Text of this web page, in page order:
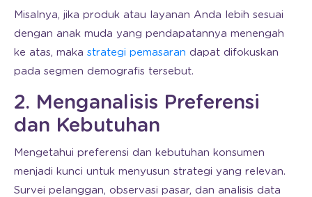
Misalnya, jika produk atau layanan Anda lebih sesuai
dengan anak muda yang pendapatannya menengah
ke atas, maka strategi pemasaran dapat difokuskan
pada segmen demografis tersebut.
2. Menganalisis Preferensi
dan Kebutuhan
Mengetahui preferensi dan kebutuhan konsumen
menjadi kunci untuk menyusun strategi yang relevan.
Survei pelanggan, observasi pasar, dan analisis data